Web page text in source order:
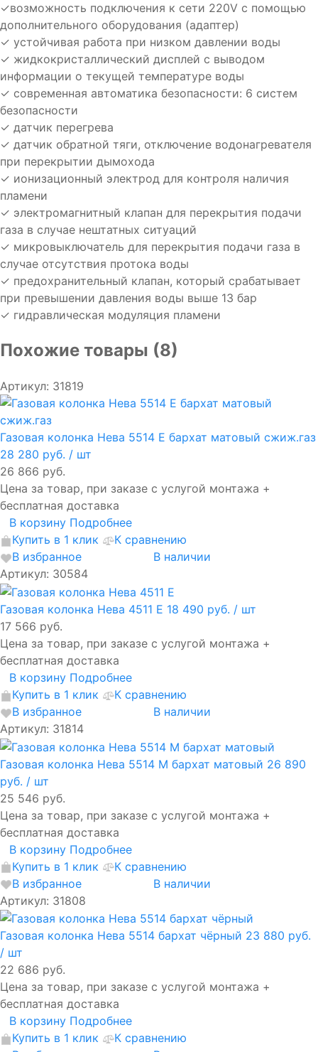
✓возможность подключения к сети 220V с помощью
дополнительного оборудования (адаптер)
✓ устойчивая работа при низком давлении воды
✓ жидкокристаллический дисплей с выводом
информации о текущей температуре воды
✓ современная автоматика безопасности: 6 систем
безопасности
✓ датчик перегрева
✓ датчик обратной тяги, отключение водонагревателя
при перекрытии дымохода
✓ ионизационный электрод для контроля наличия
пламени
✓ электромагнитный клапан для перекрытия подачи
газа в случае нештатных ситуаций
✓ микровыключатель для перекрытия подачи газа в
случае отсутствия протока воды
✓ предохранительный клапан, который срабатывает
при превышении давления воды выше 13 бар
✓ гидравлическая модуляция пламени
Похожие товары (8)
Артикул: 31819
Газовая колонка Нева 5514 Е бархат матовый сжиж.газ
28 280 руб. / шт
26 866 руб.
Цена за товар, при заказе с услугой монтажа +
бесплатная доставка
В корзину Подробнее
Купить в 1 клик
К сравнению
В избранное
В наличии
Артикул: 30584
Газовая колонка Нева 4511 Е 18 490 руб. / шт
17 566 руб.
Цена за товар, при заказе с услугой монтажа +
бесплатная доставка
В корзину Подробнее
Купить в 1 клик
К сравнению
В избранное
В наличии
Артикул: 31814
Газовая колонка Нева 5514 M бархат матовый 26 890
руб. / шт
25 546 руб.
Цена за товар, при заказе с услугой монтажа +
бесплатная доставка
В корзину Подробнее
Купить в 1 клик
К сравнению
В избранное
В наличии
Артикул: 31808
Газовая колонка Нева 5514 бархат чёрный 23 880 руб.
/ шт
22 686 руб.
Цена за товар, при заказе с услугой монтажа +
бесплатная доставка
В корзину Подробнее
Купить в 1 клик
К сравнению